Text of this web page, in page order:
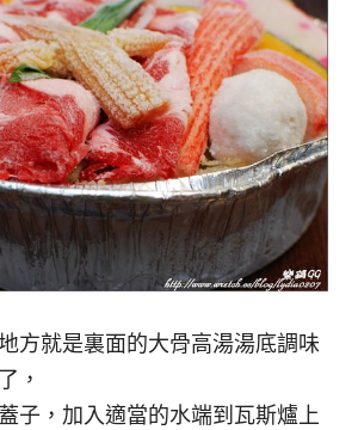
方就是裏面的大骨高湯湯底調味
，
子，加入適當的水端到瓦斯爐上